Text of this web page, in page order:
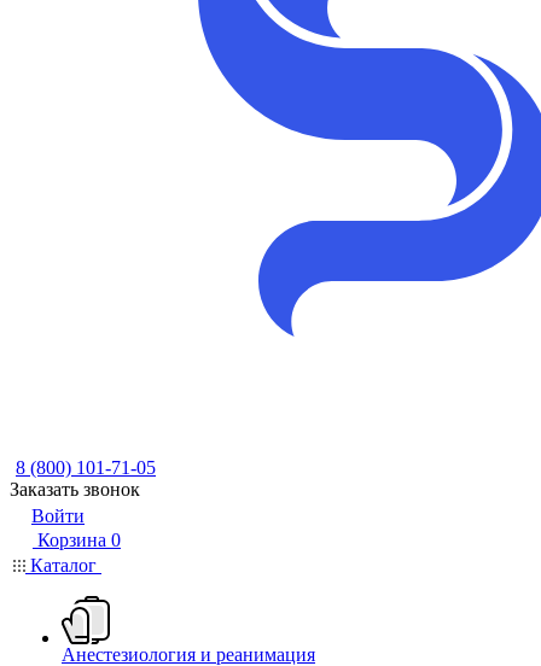
8 (800) 101-71-05
Заказать звонок
Войти
Корзина 0
Каталог
Анестезиология и реанимация